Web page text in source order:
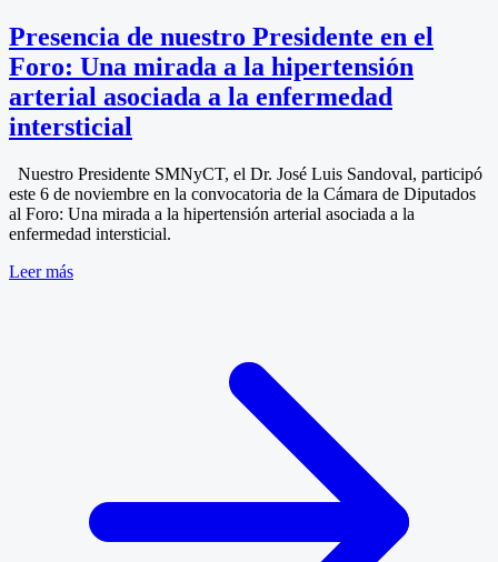
Presencia de nuestro Presidente en el
Foro: Una mirada a la hipertensión
arterial asociada a la enfermedad
intersticial
Nuestro Presidente SMNyCT, el Dr. José Luis Sandoval, participó
este 6 de noviembre en la convocatoria de la Cámara de Diputados
al Foro: Una mirada a la hipertensión arterial asociada a la
enfermedad intersticial.
Leer más